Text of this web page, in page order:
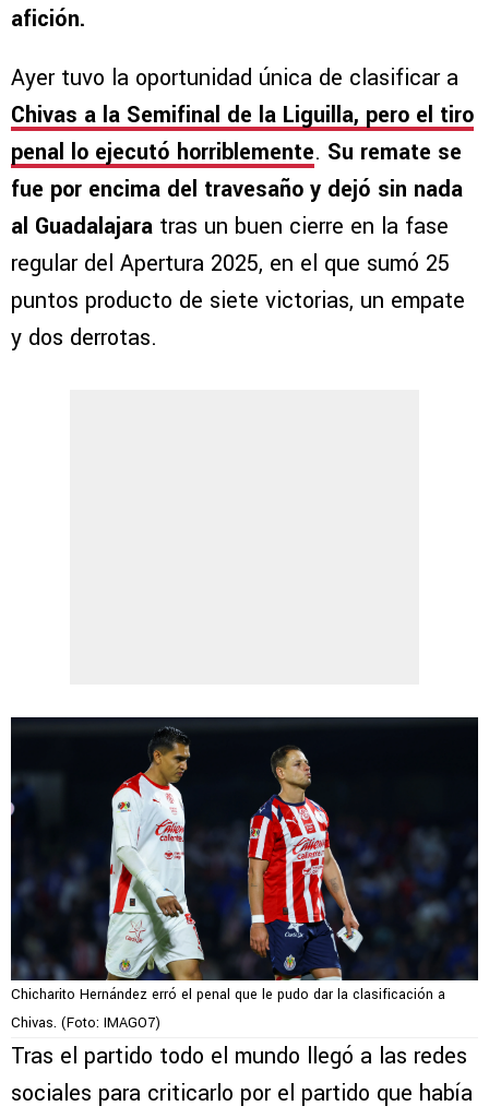
afición.
Ayer tuvo la oportunidad única de clasificar a
Chivas a la Semifinal de la Liguilla, pero el tiro
penal lo ejecutó horriblemente. Su remate se
fue por encima del travesaño y dejó sin nada
al Guadalajara tras un buen cierre en la fase
regular del Apertura 2025, en el que sumó 25
puntos producto de siete victorias, un empate
y dos derrotas.
Chicharito Hernández erró el penal que le pudo dar la clasificación a
Chivas. (Foto: IMAGO7)
Tras el partido todo el mundo llegó a las redes
sociales para criticarlo por el partido que había